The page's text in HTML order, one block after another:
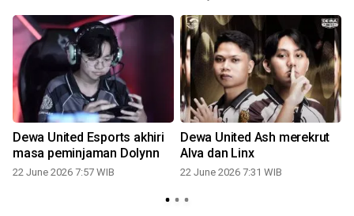
Dewa United Esports akhiri
masa peminjaman Dolynn
22 June 2026 7:57 WIB
Dewa United Ash merekrut
Alva dan Linx
22 June 2026 7:31 WIB